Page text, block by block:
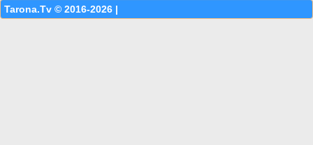
Tarona.Tv © 2016-2026 |